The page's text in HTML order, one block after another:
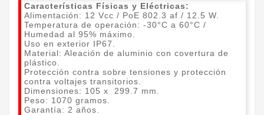
Características Físicas y Eléctricas:
Alimentación: 12 Vcc / PoE 802.3 af / 12.5 W.
Temperatura de operación: -30°C a 60°C /
Humedad al 95% máximo.
Uso en exterior IP67.
Material: Aleación de aluminio con covertura de
plástico.
​Protección contra sobre tensiones y protección
contra voltajes transitorios.
Dimensiones: 105 x 299.7 mm.
​Peso: 1070 gramos.
​Garantía: 2 años.